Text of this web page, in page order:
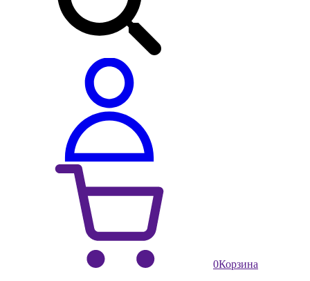
0Корзина